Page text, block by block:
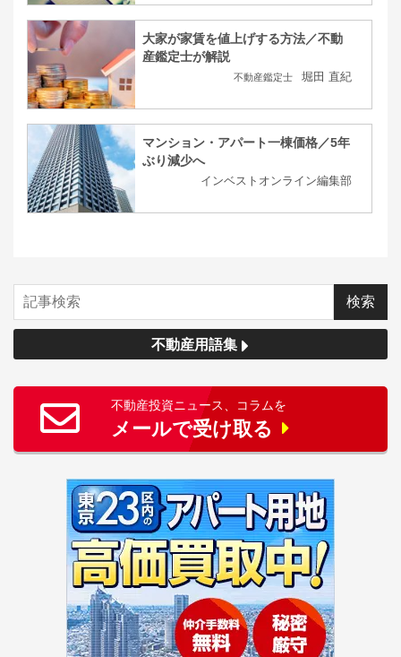
大家が家賃を値上げする方法／不動
産鑑定士が解説
不動産鑑定士 堀田 直紀
マンション・アパート一棟価格／5年
ぶり減少へ
インベストオンライン編集部
不動産用語集
不動産投資ニュース、コラムを
メールで受け取る